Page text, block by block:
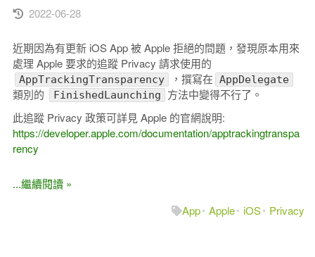
2022-06-28
近期因為有更新 iOS App 被 Apple 拒絕的問題，發現原本用來
處理 Apple 要求的追蹤 Privacy 請求使用的
AppTrackingTransparency ，撰寫在 AppDelegate
類別的 FinishedLaunching
方法中變得不行了。
此追蹤 Privacy 政策可詳見 Apple 的官網說明:
https://developer.apple.com/documentation/apptrackingtranspa
rency
...繼續閱讀 »
App Apple iOS Privacy